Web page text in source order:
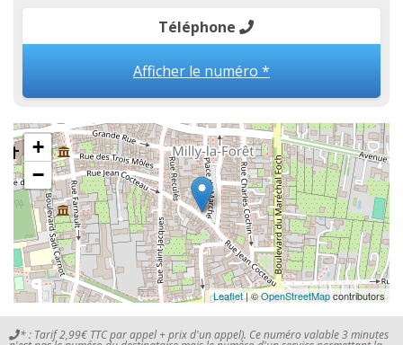
Téléphone
Afficher le numéro *
+
−
Leaflet| ©OpenStreetMapcontributors
* : Tarif 2,99€ TTC par appel + prix d'un appel). Ce numéro valable 3 minutes